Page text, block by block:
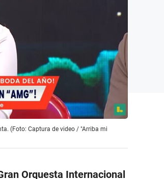
(Foto: Captura de video / "Arriba mi
Orquesta Internacional